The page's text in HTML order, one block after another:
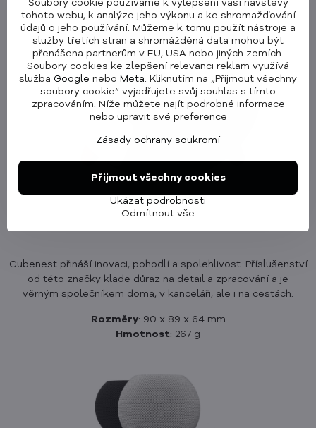
Cubenest přináší inovaci, pohodlí a spolehlivost. Příslušenství
od této značky klade důraz na detail a zpracování a je
věrným společníkem doma, v kanceláři, ale i na cestách.
Rozměry: 90 x 89 x 64 mm
Hmotnost: 267 g
Soubory cookie používáme k vylepšení vaší návštěvy
tohoto webu, k analýze jeho výkonu a ke shromažďování
údajů o jeho používání. Můžeme k tomu použít nástroje a
služby třetích stran a shromážděná data mohou být
přenášena partnerům v EU, USA nebo jiných zemích.
Soubory cookies ke zlepšení relevanci reklam využívá
služba Google nebo Meta. Kliknutím na „Přijmout všechny
soubory cookie“ vyjadřujete svůj souhlas s tímto
zpracováním. Níže můžete najít podrobné informace
nebo upravit své preference
Zásady ochrany soukromí
Ukázat podrobnosti
Přijmout všechny cookies
Odmítnout vše